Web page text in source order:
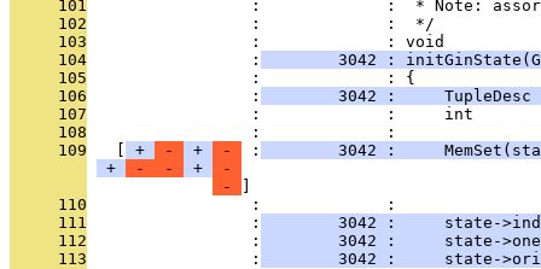
     101
:             :  * Note:
     102
                 :             :  */
     103
                 :             : void
     104
                 :
3042 :
     105
                 :             : {
     106
                 :
3042 :     TupleDesc
     107
:             :     int
     108
                 :             :
     109
+ - + - :
3042 :
+
- - +
-
-
     110
                 :             :
     111
                 :
3042 :     state-
     112
                 :
3042 :     state-
     113
                 :
3042 :     state-